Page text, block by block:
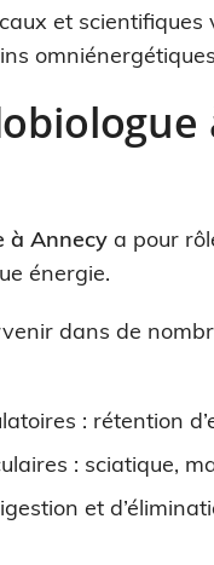
et
à Annecy a pour
énergie.
dans de
: rétention
: sciatique,
et